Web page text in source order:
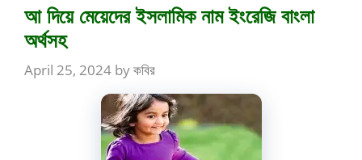
আ দিয়ে মেয়েদের ইসলামিক নাম ইংরেজি বাংলা
অর্থসহ
April 25, 2024 byকবির